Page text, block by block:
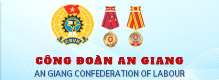
CÔNG ĐOÀN AN GIANG
AN GIANG CONFEDERATION OF LABOUR